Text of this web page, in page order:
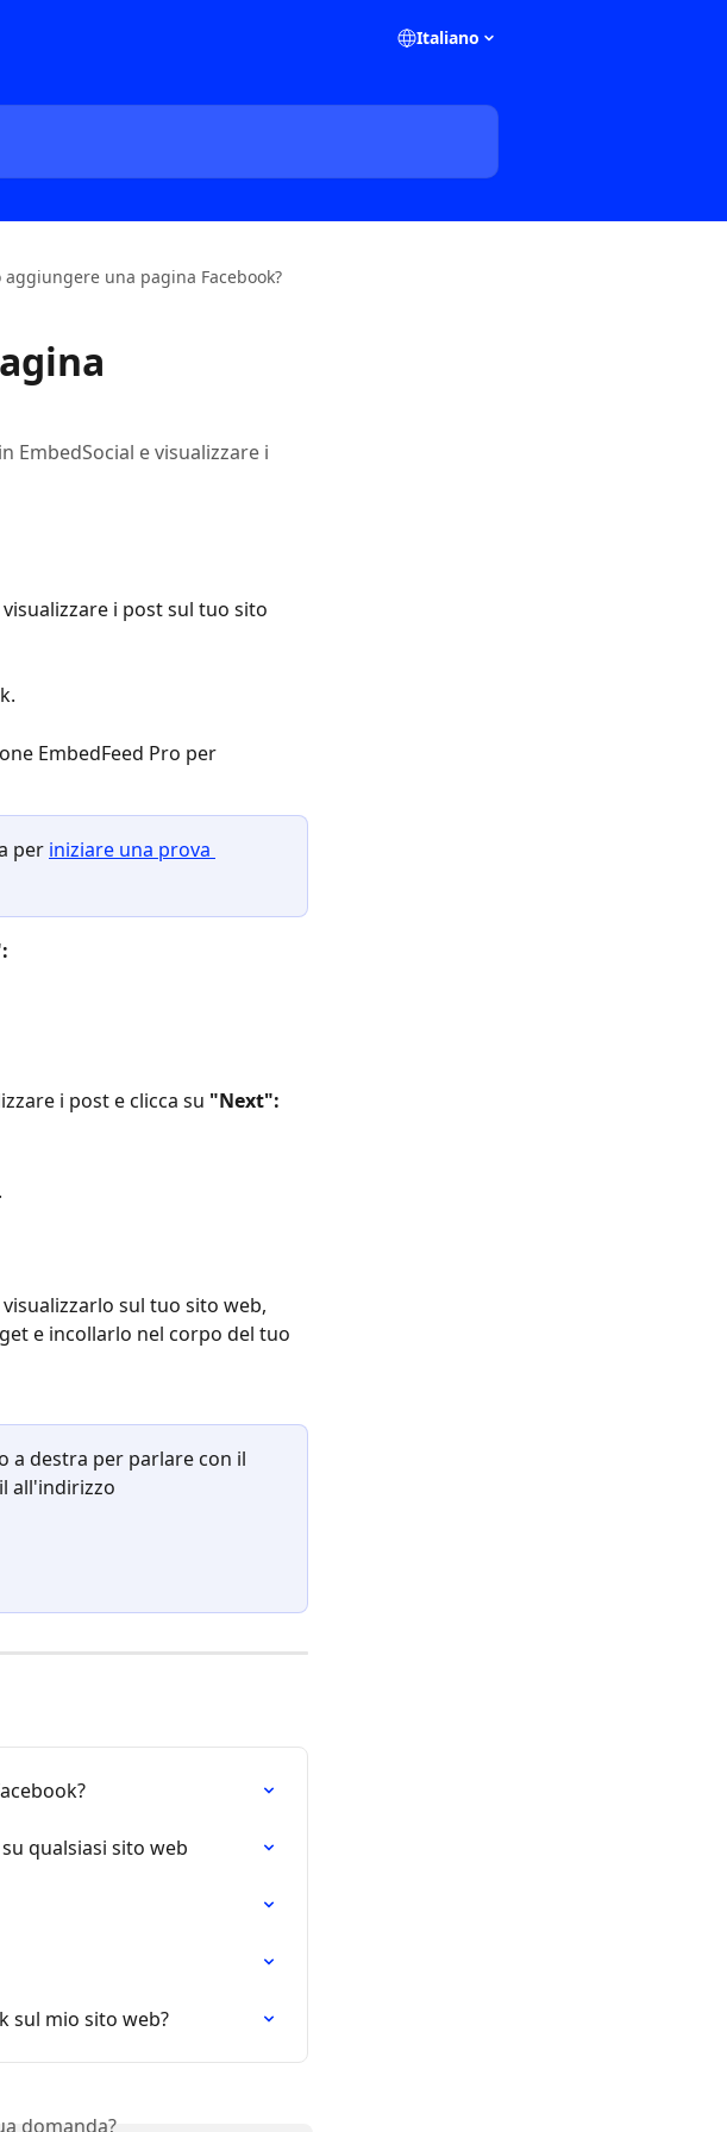
Italiano
aggiungere una pagina Facebook?
EmbedSocial e visualizzare i
i post sul tuo sito
EmbedFeed Pro per
per iniziare una prova
i post e clicca su "Next":
sul tuo sito web,
e incollarlo nel corpo del tuo
a destra per parlare con il
all'indirizzo
qualsiasi sito web
sul mio sito web?
domanda?